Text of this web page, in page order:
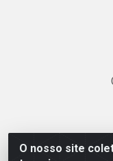
O nosso site
Linhavix